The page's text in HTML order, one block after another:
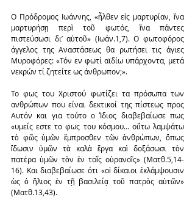
Ο Πρόδρομος Ιωάννης, «ἦλθεν εἰς μαρτυρίαν, ἵνα
μαρτυρήσῃ περὶ τοῦ φωτός, ἵνα πάντες
πιστεύσωσι δι’ αὐτοῦ» (Ιωάν.1,7). Ο φωτοφόρος
άγγελος της Αναστάσεως θα ρωτήσει τις άγιες
Μυροφόρες: «Τόν εν φωτί αϊδίω υπάρχοντα, μετά
νεκρών τί ζητείτε ως άνθρωπον;».
Το φως του Χριστού φωτίζει τα πρόσωπα των
ανθρώπων που είναι δεκτικοί της πίστεως προς
Αυτόν και για τούτο ο Ίδιος διαβεβαίωσε πως
«υμείς εστε το φως του κόσμου… οὕτω λαμψάτω
τὸ φῶς ὑμῶν ἔμπροσθεν τῶν ἀνθρώπων, ὅπως
ἴδωσιν ὑμῶν τὰ καλὰ ἔργα καὶ δοξάσωσι τὸν
πατέρα ὑμῶν τὸν ἐν τοῖς οὐρανοῖς» (Ματθ.5,14-
16). Και διαβεβαίωσε ότι «οἱ δίκαιοι ἐκλάμψουσιν
ὡς ὁ ἥλιος ἐν τῇ βασιλείᾳ τοῦ πατρὸς αὐτῶν»
(Ματθ.13,43).